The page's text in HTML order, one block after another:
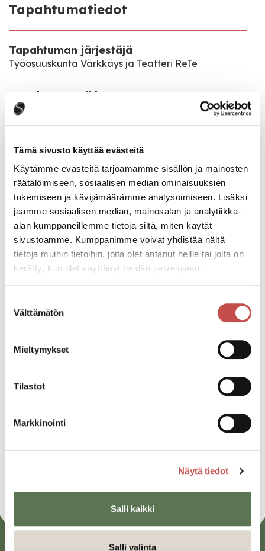
Tämä sivusto käyttää evästeitä
Käytämme evästeitä tarjoamamme sisällön ja mainosten
räätälöimiseen, sosiaalisen median ominaisuuksien
tukemiseen ja kävijämäärämme analysoimiseen. Lisäksi
jaamme sosiaalisen median, mainosalan ja analytiikka-
alan kumppaneillemme tietoja siitä, miten käytät
sivustoamme. Kumppanimme voivat yhdistää näitä
tietoja muihin tietoihin, joita olet antanut heille tai joita on
kerätty, kun olet käyttänyt heidän palvelujaan.
valinta
Välttämätön
Mieltymykset
Tilastot
Markkinointi
Näytä tiedot
Salli kaikki
Salli valinta
Tapahtumatiedot
Tapahtuman järjestäjä
Työosuuskunta Värkkäys ja Teatteri ReTe
Tapahtumapaikka
Karhumäentie 11b, 43100 Saarijärvi
Aikuiset 22 €
Eläkeläiset 20 €
Työttömät 18 €
Koululaiset ja opiskelijat 16 €
Esitys kestää 2 tuntia ja sisältää väliajan. Lipunmyynti
aukeaa tuntia ennen esitystä.
Juhlapalvelu Karhumäen ravintola avoinna 2 tuntia
ennen esitystä.
Katso kaikki tapahtumat
Facebook